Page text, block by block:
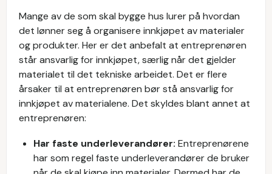
Mange av de som skal bygge hus lurer på hvordan
det lønner seg å organisere innkjøpet av materialer
og produkter. Her er det anbefalt at entreprenøren
står ansvarlig for innkjøpet, særlig når det gjelder
materialet til det tekniske arbeidet. Det er flere
årsaker til at entreprenøren bør stå ansvarlig for
innkjøpet av materialene. Det skyldes blant annet at
entreprenøren:
Har faste underleverandører: Entreprenørene
har som regel faste underleverandører de bruker